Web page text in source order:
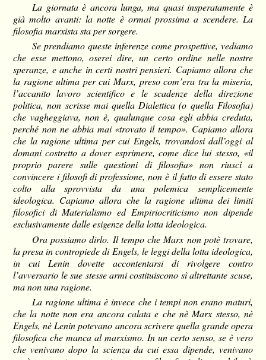
La giornata è ancora lunga, ma quasi insperatamente è
già molto avanti: la notte è ormai prossima a scendere. La
filosofia marxista sta per sorgere.
Se prendiamo queste inferenze come prospettive, vediamo
che esse mettono, oserei dire, un certo ordine nelle nostre
speranze, e anche in certi nostri pensieri. Capiamo allora che
la ragione ultima per cui Marx, preso com’era tra la miseria,
l’accanito lavoro scientifico e le scadenze della direzione
politica, non scrisse mai quella Dialettica (o quella Filosofia)
che vagheggiava, non è, qualunque cosa egli abbia creduta,
perché non ne abbia mai «trovato il tempo». Capiamo allora
che la ragione ultima per cui Engels, trovandosi dall’oggi al
domani costretto a dover esprimere, come dice lui stesso, «il
proprio parere sulle questioni di filosofia» non riuscì a
convincere i filosofi di professione, non è il fatto di essere stato
colto alla sprovvista da una polemica semplicemente
ideologica. Capiamo allora che la ragione ultima dei limiti
filosofici di Materialismo ed Empiriocriticismo non dipende
esclusivamente dalle esigenze della lotta ideologica.
Ora possiamo dirlo. Il tempo che Marx non potè trovare,
la presa in contropiede di Engels, le leggi della lotta ideologica,
in cui Lenin dovette accontentarsi di rivolgere contro
l’avversario le sue stesse armi costituiscono sì altrettante scuse,
ma non una ragione.
La ragione ultima è invece che i tempi non erano maturi,
che la notte non era ancora calata e che nè Marx stesso, nè
Engels, nè Lenin potevano ancora scrivere quella grande opera
filosofica che manca al marxismo. In un certo senso, se è vero
che venivano dopo la scienza da cui essa dipende, venivano